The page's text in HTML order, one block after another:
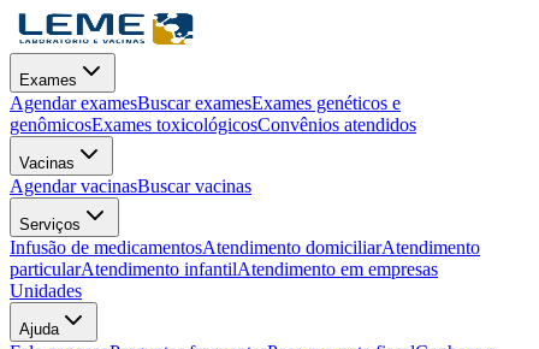
Exames
Agendar examesBuscar examesExames genéticos e
genômicosExames toxicológicosConvênios atendidos
Vacinas
Agendar vacinasBuscar vacinas
Serviços
Infusão de medicamentosAtendimento domiciliarAtendimento
particularAtendimento infantilAtendimento em empresas
Unidades
Ajuda